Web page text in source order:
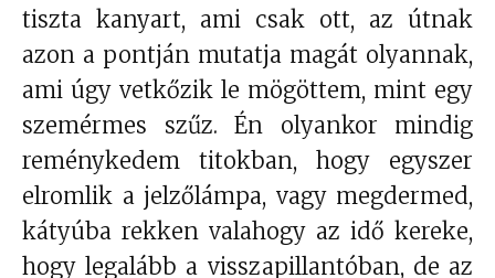
tiszta kanyart, ami csak ott, az útnak
azon a pontján mutatja magát olyannak,
ami úgy vetkőzik le mögöttem, mint egy
szemérmes szűz. Én olyankor mindig
reménykedem titokban, hogy egyszer
elromlik a jelzőlámpa, vagy megdermed,
kátyúba rekken valahogy az idő kereke,
hogy legalább a visszapillantóban, de az